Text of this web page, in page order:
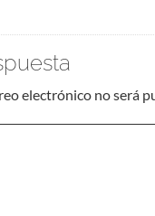
electrónico no será